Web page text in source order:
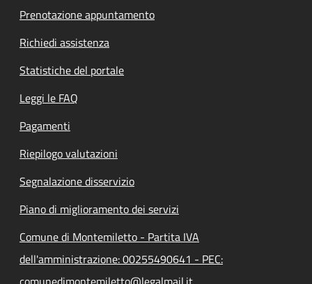
Prenotazione appuntamento
Richiedi assistenza
Statistiche del portale
Leggi le FAQ
Pagamenti
Riepilogo valutazioni
Segnalazione disservizio
Piano di miglioramento dei servizi
Comune di Montemiletto - Partita IVA
dell'amministrazione: 00255490641 - PEC: